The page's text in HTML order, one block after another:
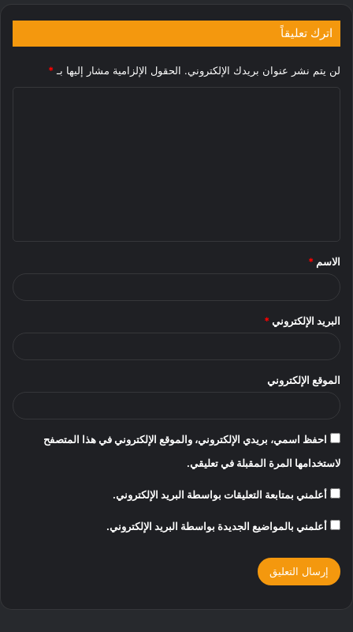
اترك تعليقاً
لن يتم نشر عنوان بريدك الإلكتروني. الحقول الإلزامية مشار إليها بـ *
*
الاسم *
البريد الإلكتروني *
الموقع الإلكتروني
احفظ اسمي، بريدي الإلكتروني، والموقع الإلكتروني في هذا المتصفح
لاستخدامها المرة المقبلة في تعليقي.
أعلمني بمتابعة التعليقات بواسطة البريد الإلكتروني.
أعلمني بالمواضيع الجديدة بواسطة البريد الإلكتروني.